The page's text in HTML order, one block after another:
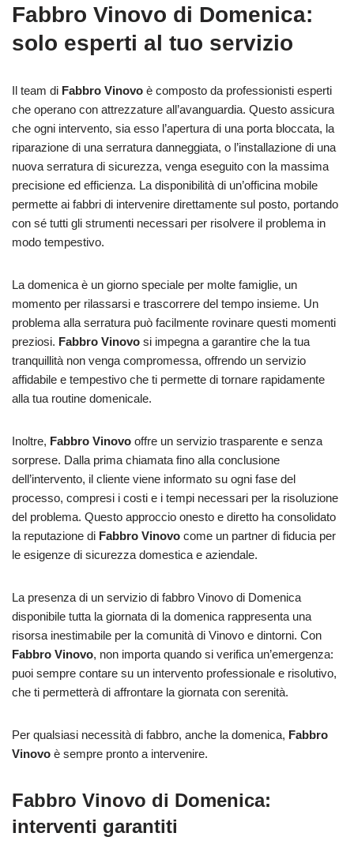
Fabbro Vinovo di Domenica:
solo esperti al tuo servizio
Il team di Fabbro Vinovo è composto da professionisti esperti
che operano con attrezzature all’avanguardia. Questo assicura
che ogni intervento, sia esso l’apertura di una porta bloccata, la
riparazione di una serratura danneggiata, o l’installazione di una
nuova serratura di sicurezza, venga eseguito con la massima
precisione ed efficienza. La disponibilità di un’officina mobile
permette ai fabbri di intervenire direttamente sul posto, portando
con sé tutti gli strumenti necessari per risolvere il problema in
modo tempestivo.
La domenica è un giorno speciale per molte famiglie, un
momento per rilassarsi e trascorrere del tempo insieme. Un
problema alla serratura può facilmente rovinare questi momenti
preziosi. Fabbro Vinovo si impegna a garantire che la tua
tranquillità non venga compromessa, offrendo un servizio
affidabile e tempestivo che ti permette di tornare rapidamente
alla tua routine domenicale.
Inoltre, Fabbro Vinovo offre un servizio trasparente e senza
sorprese. Dalla prima chiamata fino alla conclusione
dell’intervento, il cliente viene informato su ogni fase del
processo, compresi i costi e i tempi necessari per la risoluzione
del problema. Questo approccio onesto e diretto ha consolidato
la reputazione di Fabbro Vinovo come un partner di fiducia per
le esigenze di sicurezza domestica e aziendale.
La presenza di un servizio di fabbro Vinovo di Domenica
disponibile tutta la giornata di la domenica rappresenta una
risorsa inestimabile per la comunità di Vinovo e dintorni. Con
Fabbro Vinovo, non importa quando si verifica un’emergenza:
puoi sempre contare su un intervento professionale e risolutivo,
che ti permetterà di affrontare la giornata con serenità.
Per qualsiasi necessità di fabbro, anche la domenica, Fabbro
Vinovo è sempre pronto a intervenire.
Fabbro Vinovo di Domenica:
interventi garantiti